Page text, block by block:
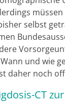
selbst
und wie
daher noch
CT